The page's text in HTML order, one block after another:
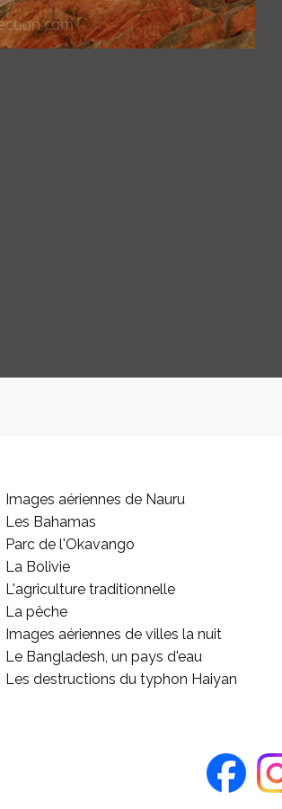
Images aériennes de Nauru
Les Bahamas
Parc de l'Okavango
La Bolivie
L'agriculture traditionnelle
La pêche
Images aériennes de villes la nuit
Le Bangladesh, un pays d'eau
Les destructions du typhon Haiyan